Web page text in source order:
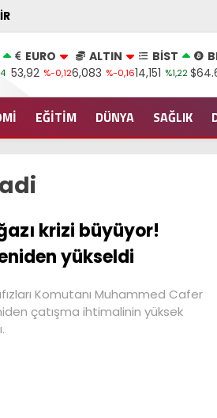
EURO
53,92 %-0,12
ALTIN
6,083 %-0,16
BİST
14,151 %1,22
EĞİTİM DÜNYA SAĞLIK
krizi büyüyor!
yükseldi
Komutanı Muhammed Cafer
çatışma ihtimalinin yüksek